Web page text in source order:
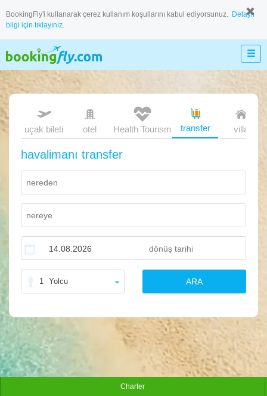
BookingFly'i kullanarak çerez kullanım koşullarını kabul ediyorsunuz. Detaylı
bilgi için tıklayınız.
uçak bileti otel transfer villa
Health Tourism
havalimanı transfer
1 Yolcu ARA
Charter